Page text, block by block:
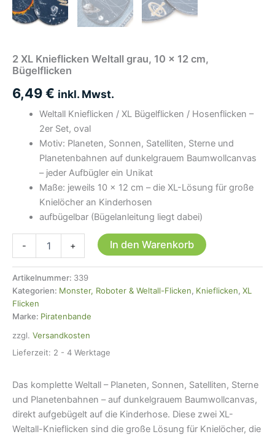
2 XL Knieflicken Weltall grau, 10 x 12 cm,
Bügelflicken
6,49€ inkl. Mwst.
Weltall Knieflicken / XL Bügelflicken / Hosenflicken –
2er Set, oval
Motiv: Planeten, Sonnen, Satelliten, Sterne und
Planetenbahnen auf dunkelgrauem Baumwollcanvas
– jeder Aufbügler ein Unikat
Maße: jeweils 10 × 12 cm – die XL-Lösung für große
Knielöcher an Kinderhosen
aufbügelbar (Bügelanleitung liegt dabei)
-
Weltall
grau,
10
x
cm,
Bügelflicken
+ In den Warenkorb
Artikelnummer: 339
Kategorien: Monster, Roboter & Weltall-Flicken, Knieflicken, XL
Flicken
Marke: Piratenbande
zzgl. Versandkosten
Lieferzeit: 2 - 4 Werktage
Das komplette Weltall – Planeten, Sonnen, Satelliten, Sterne
und Planetenbahnen – auf dunkelgrauem Baumwollcanvas,
direkt aufgebügelt auf die Kinderhose. Diese zwei XL-
Weltall-Knieflicken sind die große Lösung für Knielöcher, die